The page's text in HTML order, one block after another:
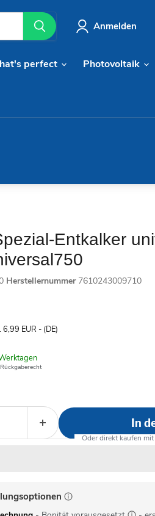
Anmelden
perfect Photovoltaik
Entkalker
Herstellernummer 7610243009710
6,99 EUR - (DE)
In